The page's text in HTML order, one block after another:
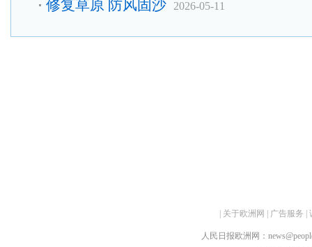
修复草原 防风固沙 2026-05-11
关于欧洲网 广告服务
人民日报欧洲网：